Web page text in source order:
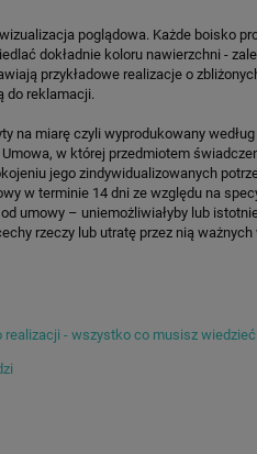
poglądowa. Każde boisko
dokładnie koloru nawierzchni -
przykładowe realizacje o
do reklamacji.
na miarę czyli wyprodukowany
w której przedmiotem
jego zindywidualizowanych
w terminie 14 dni ze względu na
umowy – uniemożliwiałyby lub
rzeczy lub utratę przez nią
realizacji - wszystko co musisz wiedzieć